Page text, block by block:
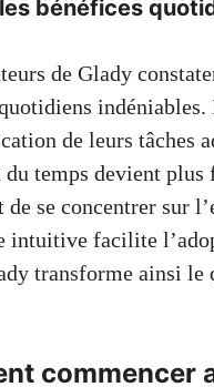
bénéfices
de Glady
indéniables.
de leurs tâches
du temps devient plus
de se concentrer sur
intuitive facilite
transforme ainsi le
commencer